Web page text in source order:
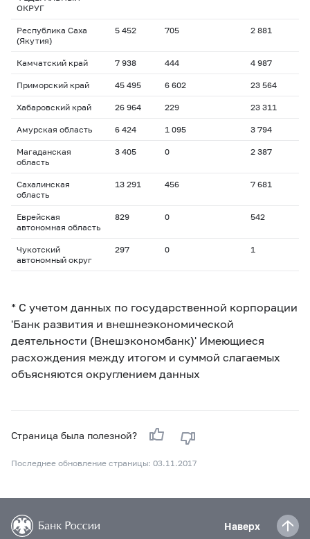
ОКРУГ
Республика Саха
(Якутия)
5 452 705 2 881
Камчатский край 7 938 444 4 987
Приморский край 45 495 6 602 23 564
Хабаровский край 26 964 229 23 311
Амурская область 6 424 1 095 3 794
Магаданская
область
3 405 0 2 387
Сахалинская
область
13 291 456 7 681
Еврейская
автономная область
829 0 542
Чукотский
автономный округ
297 0 1
* С учетом данных по государственной корпорации
'Банк развития и внешнеэкономической
деятельности (Внешэкономбанк)' Имеющиеся
расхождения между итогом и суммой слагаемых
объясняются округлением данных
Страница была полезной?
Последнее обновление страницы: 03.11.2017
Наверх